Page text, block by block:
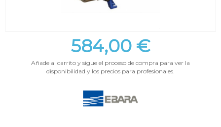
584,00 €
Añade al carrito y sigue el proceso de compra para ver la
disponibilidad y los precios para profesionales.